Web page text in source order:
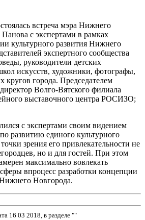
встреча мэра Нижнего
с экспертами в рамках
культурного развития Нижнего
экспертного сообщества
руководители детских
искусств, художники, фотографы,
кругов города. Председателем
Волго-Вятского филиала
выставочного центра РОСИЗО;
с экспертами своим видением
развитию единого культурного
зрения его привлекательности не
но и для гостей. При этом
максимально вовлекать
впроцесс разработки концепции
Новгорода.
16 03 2018, в разделе ""